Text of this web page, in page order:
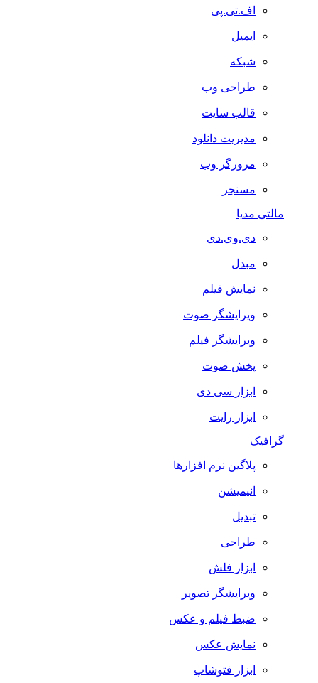
اف.تی.پی
ایمیل
شبکه
طراحی وب
قالب سایت
مدیریت دانلود
مرورگر وب
مسنجر
مالتی مدیا
دی.وی.دی
مبدل
نمایش فیلم
ویرایشگر صوت
ویرایشگر فیلم
پخش صوت
ابزار سی دی
ابزار رایت
گرافیک
پلاگین نرم افزارها
انیمیشن
تبدیل
طراحی
ابزار فلش
ویرایشگر تصویر
ضبط فيلم و عكس
نمایش عکس
ابزار فتوشاپ